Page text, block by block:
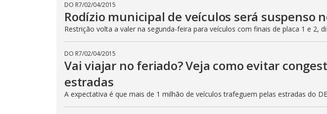
DO R7/02/04/2015
Rodízio municipal de veículos será suspenso
Restrição volta a valer na segunda-feira para veículos com finais de placa 1 e 2,
DO R7/02/04/2015
Vai viajar no feriado? Veja como evitar
estradas
A expectativa é que mais de 1 milhão de veículos trafeguem pelas estradas do